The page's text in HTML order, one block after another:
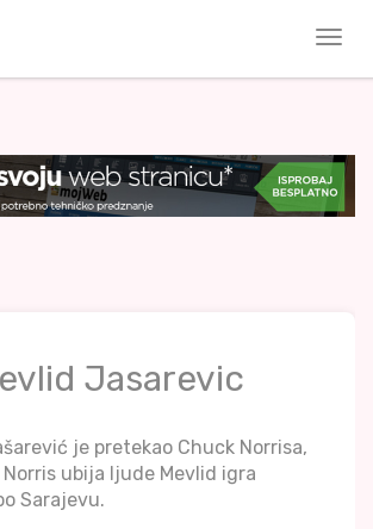
Jasarevic
je pretekao Chuck Norrisa,
ubija ljude Mevlid igra
Sarajevu.